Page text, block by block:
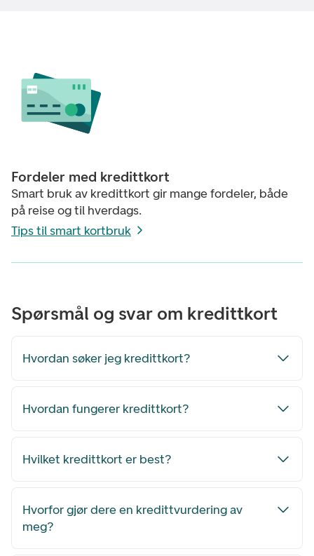
Fordeler med kredittkort
Smart bruk av kredittkort gir mange fordeler, både
på reise og til hverdags.
Tips til smart kortbruk
Spørsmål og svar om kredittkort
Hvordan søker jeg kredittkort?
Hvordan fungerer kredittkort?
Hvilket kredittkort er best?
Hvorfor gjør dere en kredittvurdering av
meg?